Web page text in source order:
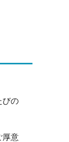
びの
厚意